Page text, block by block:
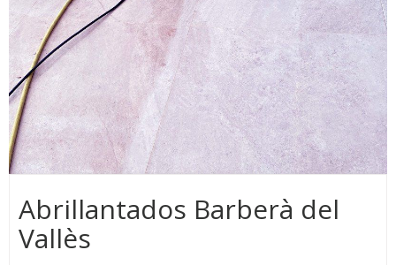
Abrillantados Barberà del
Vallès